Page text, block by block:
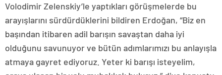
Volodimir Zelenskiy’le yaptıkları görüşmelerde bu
arayışlarını sürdürdüklerini bildiren Erdoğan, “Biz en
başından itibaren adil barışın savaştan daha iyi
olduğunu savunuyor ve bütün adımlarımızı bu anlayışla
atmaya gayret ediyoruz. Yeter ki barışı isteyelim,